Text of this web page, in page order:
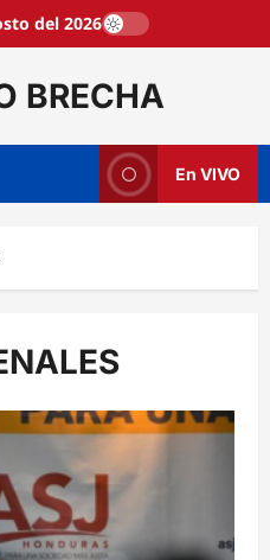
del 2026
BRECHA
En VIVO